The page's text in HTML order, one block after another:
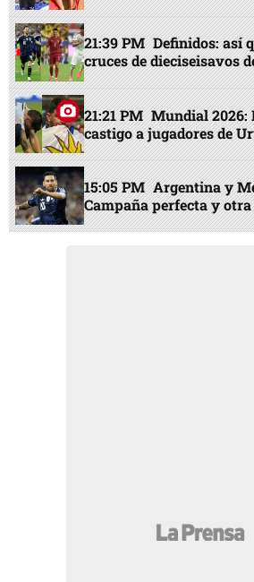
21:39 PM Definidos: así
cruces de dieciseisavos
21:21 PM Mundial
castigo a jugadores de
15:05 PM Argentina y
Campaña perfecta y